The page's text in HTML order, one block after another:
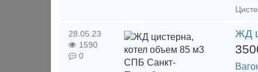
28.05.23
1590
0
ЖД